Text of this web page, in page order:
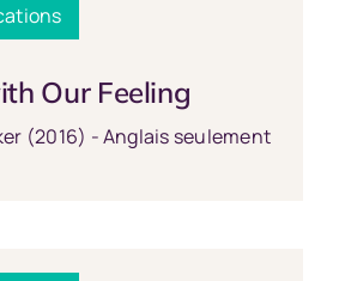
Our Feeling
(2016) - Anglais seulement